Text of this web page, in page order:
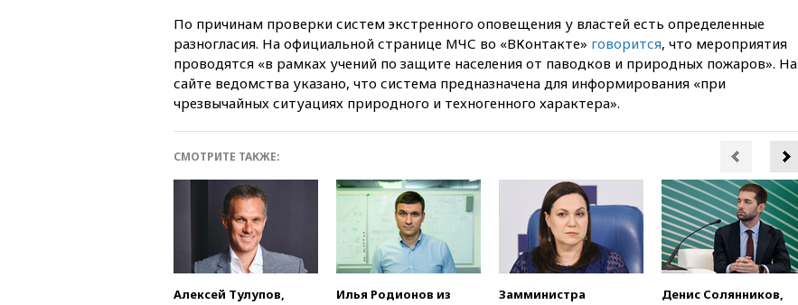
годовщину ядерной
бомбардировки
10:57 Оверчук заявил о
сокращении товарооборота
России и Армении на две
Президент ФИФА
Джанни Инфантино сумел
сохранить пост
10:38
Роскачество нашло
кишечную палочку в бургерах
пяти популярных сетей
фастфуда
По причинам проверки систем экстренного оповещения у властей есть определенные
разногласия. На официальной странице МЧС во «ВКонтакте» говорится, что мероприятия
проводятся «в рамках учений по защите населения от паводков и природных пожаров». На
сайте ведомства указано, что система предназначена для информирования «при
чрезвычайных ситуациях природного и техногенного характера».
СМОТРИТЕ ТАКЖЕ:
Алексей Тулупов,
Илья Родионов из
Замминистра
Денис Солянников,